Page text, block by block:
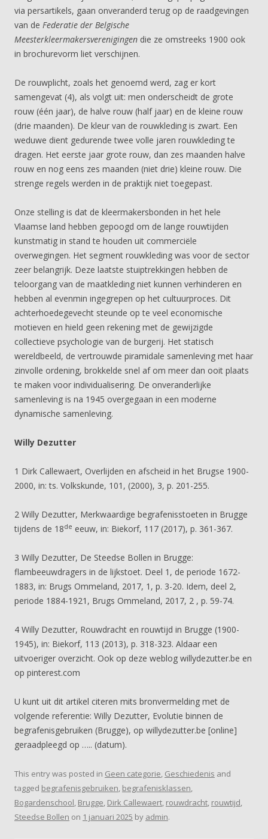
via persartikels, gaan onveranderd terug op de raadgevingen
van de Federatie der Belgische
Meesterkleermakersverenigingen die ze omstreeks 1900 ook
in brochurevorm liet verschijnen.
De rouwplicht, zoals het genoemd werd, zag er kort
samengevat (4), als volgt uit: men onderscheidt de grote
rouw (één jaar), de halve rouw (half jaar) en de kleine rouw
(drie maanden). De kleur van de rouwkleding is zwart. Een
weduwe dient gedurende twee volle jaren rouwkleding te
dragen. Het eerste jaar grote rouw, dan zes maanden halve
rouw en nog eens zes maanden (niet drie) kleine rouw. Die
strenge regels werden in de praktijk niet toegepast.
Onze stelling is dat de kleermakersbonden in het hele
Vlaamse land hebben gepoogd om de lange rouwtijden
kunstmatig in stand te houden uit commerciële
overwegingen. Het segment rouwkleding was voor de sector
zeer belangrijk. Deze laatste stuiptrekkingen hebben de
teloorgang van de maatkleding niet kunnen verhinderen en
hebben al evenmin ingegrepen op het cultuurproces. Dit
achterhoedegevecht steunde op te veel economische
motieven en hield geen rekening met de gewijzigde
collectieve psychologie van de burgerij. Het statisch
wereldbeeld, de vertrouwde piramidale samenleving met haar
zinvolle ordening, brokkelde snel af om meer dan ooit plaats
te maken voor individualisering. De onveranderlijke
samenleving is na 1945 overgegaan in een moderne
dynamische samenleving.
Willy Dezutter
1 Dirk Callewaert, Overlijden en afscheid in het Brugse 1900-
2000, in: ts. Volkskunde, 101, (2000), 3, p. 201-255.
2 Willy Dezutter, Merkwaardige begrafenisstoeten in Brugge
tijdens de 18de eeuw, in: Biekorf, 117 (2017), p. 361-367.
3 Willy Dezutter, De Steedse Bollen in Brugge:
flambeeuwdragers in de lijkstoet. Deel 1, de periode 1672-
1883, in: Brugs Ommeland, 2017, 1, p. 3-20. Idem, deel 2,
periode 1884-1921, Brugs Ommeland, 2017, 2 , p. 59-74.
4 Willy Dezutter, Rouwdracht en rouwtijd in Brugge (1900-
1945), in: Biekorf, 113 (2013), p. 318-323. Aldaar een
uitvoeriger overzicht. Ook op deze weblog willydezutter.be en
op pinterest.com
U kunt uit dit artikel citeren mits bronvermelding met de
volgende referentie: Willy Dezutter, Evolutie binnen de
begrafenisgebruiken (Brugge), op willydezutter.be [online]
geraadpleegd op ….. (datum).
This entry was posted in Geen categorie, Geschiedenis and
tagged begrafenisgebruiken, begrafenisklassen,
Bogardenschool, Brugge, Dirk Callewaert, rouwdracht, rouwtijd,
Steedse Bollen on 1 januari 2025 by admin.